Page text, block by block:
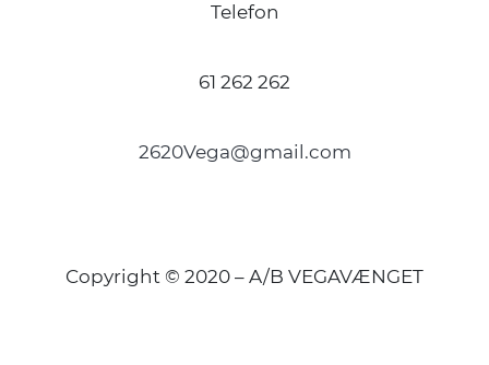
Telefon
61 262 262
2620Vega@gmail.com
Copyright © 2020 – A/B VEGAVÆNGET